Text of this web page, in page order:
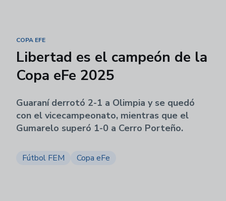
COPA EFE
Libertad es el campeón de la
Copa eFe 2025
Guaraní derrotó 2-1 a Olimpia y se quedó
con el vicecampeonato, mientras que el
Gumarelo superó 1-0 a Cerro Porteño.
Fútbol FEM Copa eFe